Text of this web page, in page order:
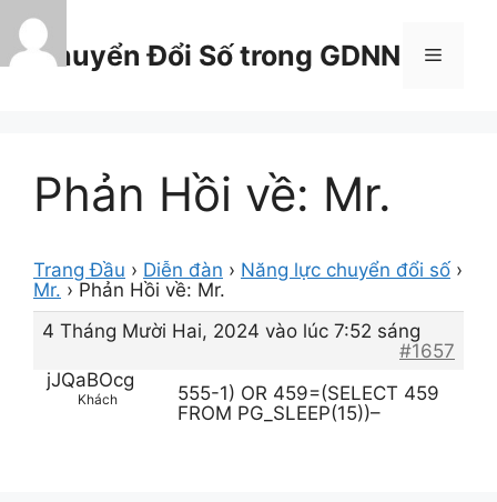
Chuyển
đến
nội
Chuyển Đổi Số trong GDNN Menu
Phản Hồi về: Mr.
Trang Đầu › Diễn đàn › Năng lực chuyển đổi số ›
Mr. › Phản Hồi về: Mr.
4 Tháng Mười Hai, 2024 vào lúc 7:52 sáng
#1657
jJQaBOcg
Khách
555-1) OR 459=(SELECT 459
FROM PG_SLEEP(15))–